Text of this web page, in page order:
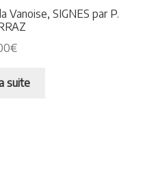
Vanoise, SIGNES par P.
€
suite